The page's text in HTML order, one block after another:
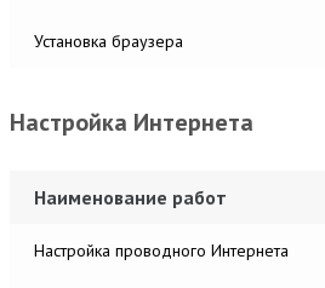
Установка браузера
Настройка Интернета
Наименование работ
Настройка проводного Интернета